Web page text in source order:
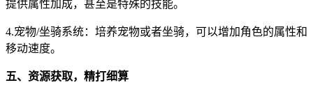
提供属性加成，甚至是特殊的技能。
4.宠物/坐骑系统：培养宠物或者坐骑，可以增加角色的属性和
移动速度。
五、资源获取，精打细算